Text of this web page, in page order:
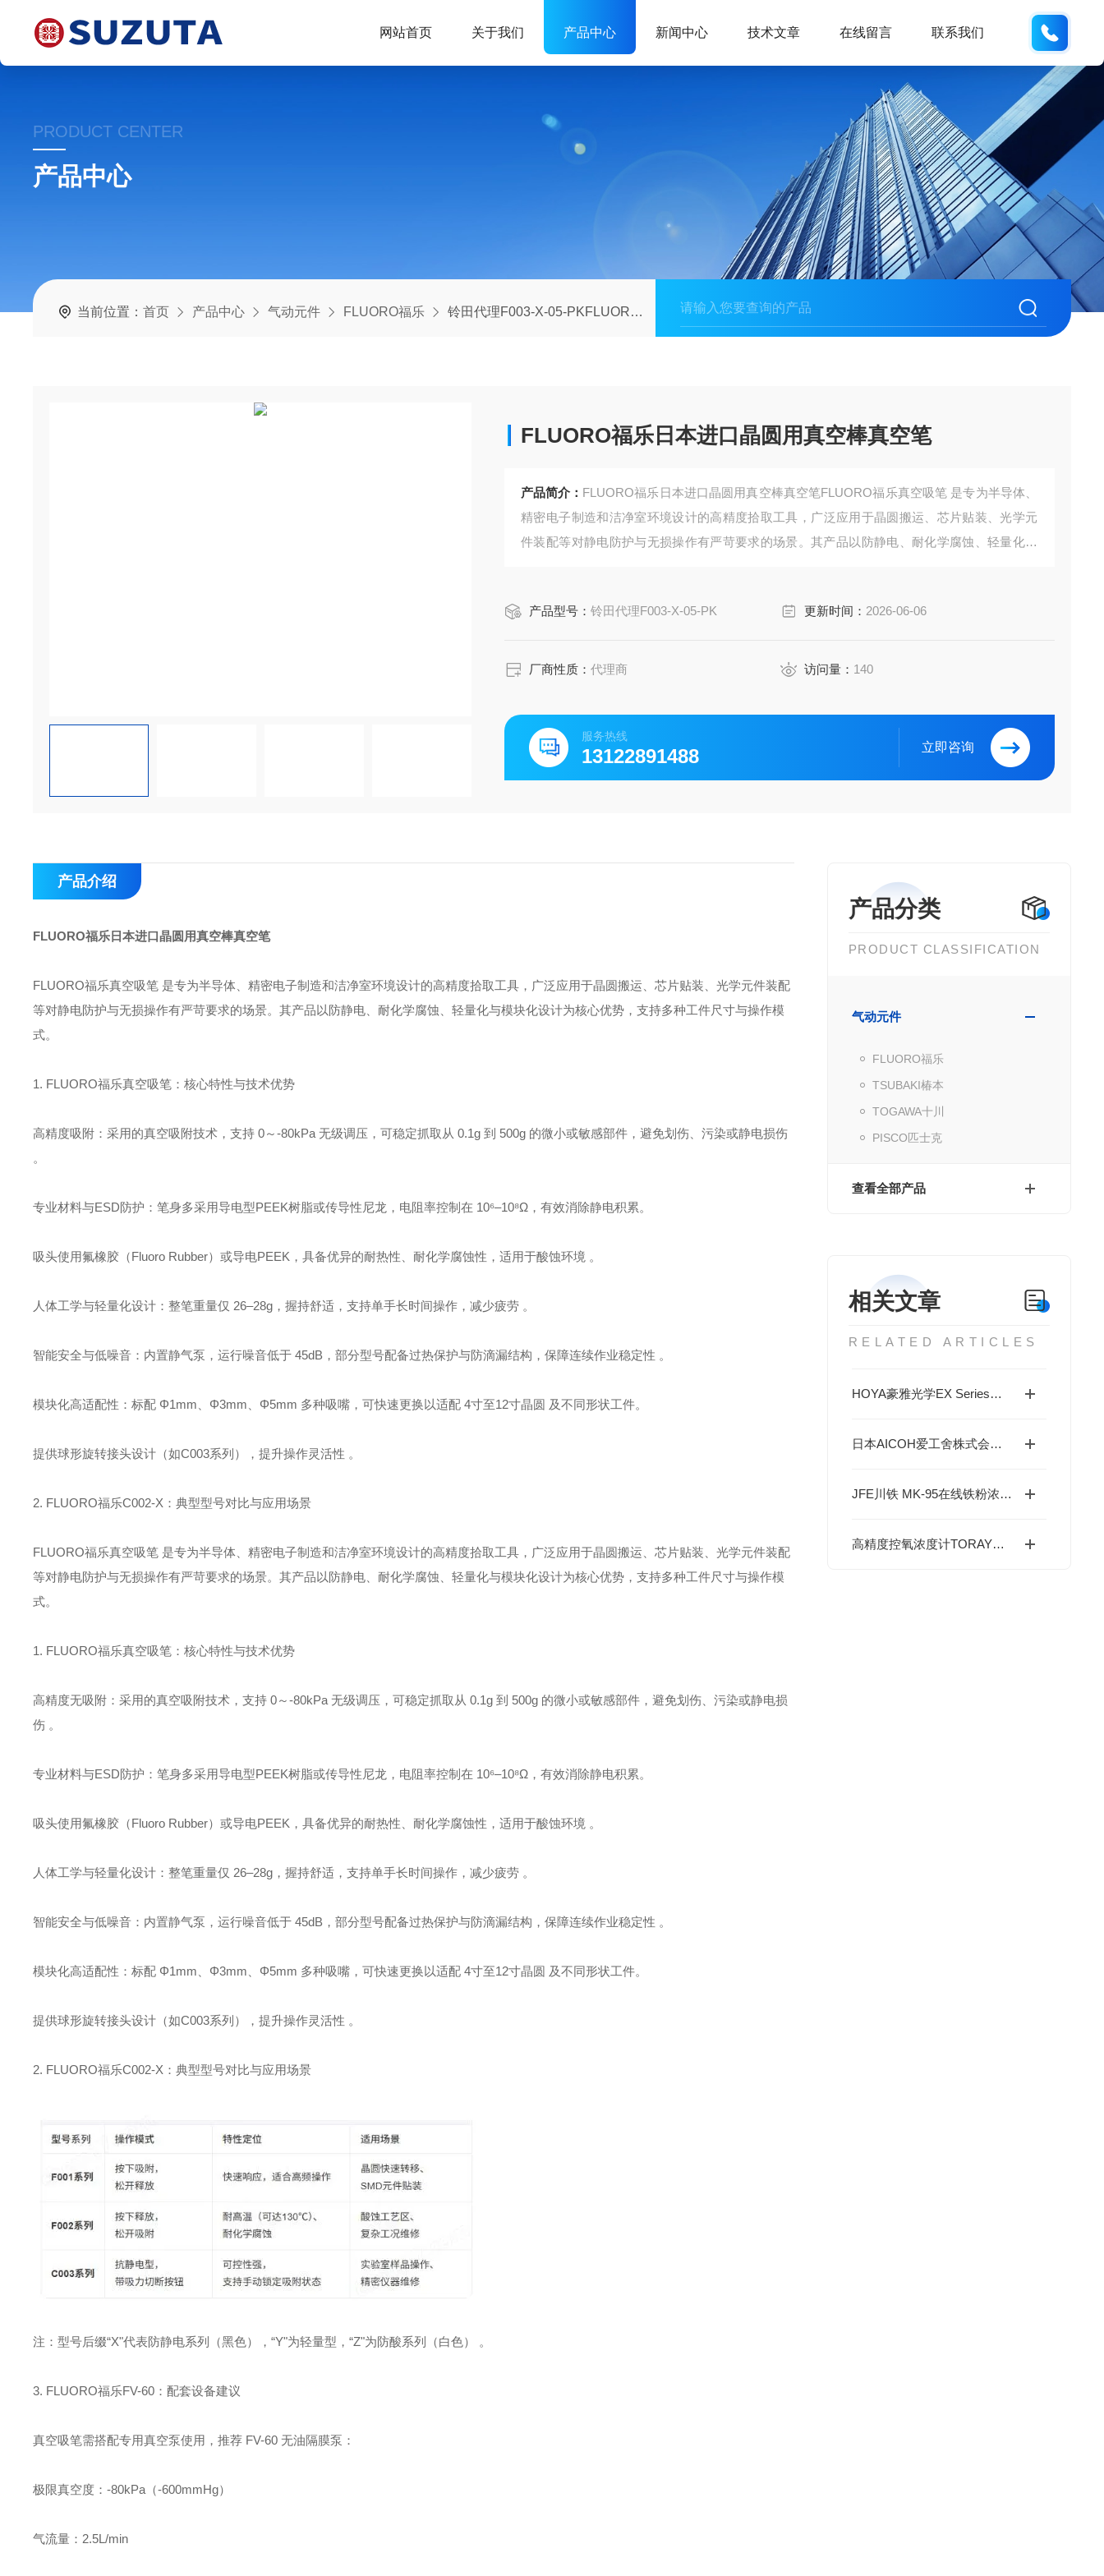
网站首页 关于我们 产品中心 新闻中心 技术文章 在线留言 联系我们
PRODUCT CENTER
产品中心
当前位置：首页 产品中心 气动元件 FLUORO福乐 铃田代理F003-X-05-PKFLUORO福乐日本进口晶圆用真空棒真空笔
FLUORO福乐日本进口晶圆用真空棒真空笔
产品简介： FLUORO福乐日本进口晶圆用真空棒真空笔FLUORO福乐真空吸笔‌ 是专为半导体、
精密电子制造和洁净室环境设计的高精度拾取工具，广泛应用于晶圆搬运、芯片贴装、光学元
件装配等对静电防护与无损操作有严苛要求的场景。其产品以‌防静电、耐化学腐蚀、轻量化与
产品型号：铃田代理F003-X-05-PK 更新时间： 2026-06-06
厂商性质：代理商 访问量： 140
服务热线
13122891488 立即咨询
产品分类
PRODUCT CLASSIFICATION
气动元件
FLUORO福乐
TSUBAKI椿本
TOGAWA十川
PISCO匹士克
查看全部产品
相关文章
RELATED ARTICLES
HOYA豪雅光学EX Series面向电子/半导体/印刷等线性固化场景
日本AICOH爱工舍株式会社特殊立式搅拌机ACM全系列介绍
JFE川铁 MK-95在线铁粉浓度计/日本进口在线磨粒浓度计介绍
高精度控氧浓度计TORAY东丽酸素浓度计精度体系、核心技术与全场景应用解析
产品介绍
FLUORO福乐日本进口晶圆用真空棒真空笔
FLUORO福乐真空吸笔‌ 是专为半导体、精密电子制造和洁净室环境设计的高精度拾取工具，广泛应用于晶圆搬运、芯片贴装、光学元件装配
等对静电防护与无损操作有严苛要求的场景。其产品以‌防静电、耐化学腐蚀、轻量化与模块化设计‌为核心优势，支持多种工件尺寸与操作模
式。
1. FLUORO福乐真空吸笔：核心特性与技术优势
‌高精度吸附‌：采用的真空吸附技术，支持 ‌0～-80kPa 无级调压‌，可稳定抓取从 ‌0.1g 到 500g‌ 的微小或敏感部件，避免划伤、污染或静电损伤
。
‌专业材料与ESD防护‌：笔身多采用‌导电型PEEK树脂或传导性尼龙‌，电阻率控制在 10⁶–10⁸Ω，有效消除静电积累。
吸头使用‌氟橡胶（Fluoro Rubber）或导电PEEK‌，具备优异的耐热性、耐化学腐蚀性，适用于酸蚀环境 。
‌人体工学与轻量化设计‌：整笔重量仅 ‌26–28g‌，握持舒适，支持单手长时间操作，减少疲劳 。
‌智能安全与低噪音‌：内置静气泵，运行噪音低于 ‌45dB‌，部分型号配备过热保护与防滴漏结构，保障连续作业稳定性 。
‌模块化高适配性‌：标配 ‌Φ1mm、Φ3mm、Φ5mm‌ 多种吸嘴，可快速更换以适配 ‌4寸至12寸晶圆‌ 及不同形状工件。
提供球形旋转接头设计（如C003系列），提升操作灵活性 。
2. FLUORO福乐C002-X：典型型号对比与应用场景
‌FLUORO福乐真空吸笔‌ 是专为半导体、精密电子制造和洁净室环境设计的高精度拾取工具，广泛应用于晶圆搬运、芯片贴装、光学元件装配
等对静电防护与无损操作有严苛要求的场景。其产品以‌防静电、耐化学腐蚀、轻量化与模块化设计‌为核心优势，支持多种工件尺寸与操作模
式。
1. FLUORO福乐真空吸笔：核心特性与技术优势
‌高精度无吸附‌：采用的真空吸附技术，支持 ‌0～-80kPa 无级调压‌，可稳定抓取从 ‌0.1g 到 500g‌ 的微小或敏感部件，避免划伤、污染或静电损
伤 。
‌专业材料与ESD防护‌：笔身多采用‌导电型PEEK树脂或传导性尼龙‌，电阻率控制在 10⁶–10⁸Ω，有效消除静电积累。
吸头使用‌氟橡胶（Fluoro Rubber）或导电PEEK‌，具备优异的耐热性、耐化学腐蚀性，适用于酸蚀环境 。
‌人体工学与轻量化设计‌：整笔重量仅 ‌26–28g‌，握持舒适，支持单手长时间操作，减少疲劳 。
‌智能安全与低噪音‌：内置静气泵，运行噪音低于 ‌45dB‌，部分型号配备过热保护与防滴漏结构，保障连续作业稳定性 。
‌模块化高适配性‌：标配 ‌Φ1mm、Φ3mm、Φ5mm‌ 多种吸嘴，可快速更换以适配 ‌4寸至12寸晶圆‌ 及不同形状工件。
提供球形旋转接头设计（如C003系列），提升操作灵活性 。
2. FLUORO福乐C002-X：典型型号对比与应用场景
‌注：型号后缀“X"代表防静电系列（黑色），“Y"为轻量型，“Z"为防酸系列（白色） 。
3. FLUORO福乐FV-60：配套设备建议
真空吸笔需搭配专用真空泵使用，推荐 ‌FV-60 无油隔膜泵‌：
极限真空度：‌-80kPa（-600mmHg）‌
气流量：‌2.5L/min‌